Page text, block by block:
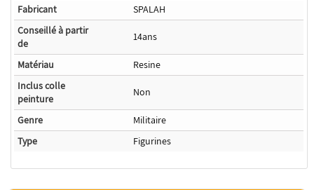
Fabricant
SPALAH
Conseillé à partir
de
14ans
Matériau
Resine
Inclus colle
peinture
Non
Genre
Militaire
Type
Figurines